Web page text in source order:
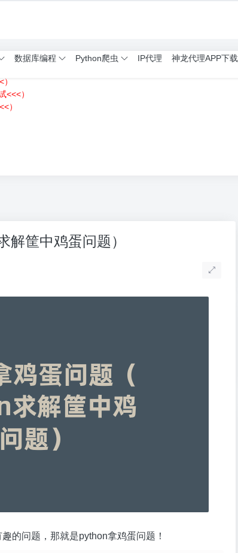
数据库编程 Python爬虫 IP代理 神龙代理APP下载
<<<）
）
解筐中鸡蛋问题）
的问题，那就是python拿鸡蛋问题！